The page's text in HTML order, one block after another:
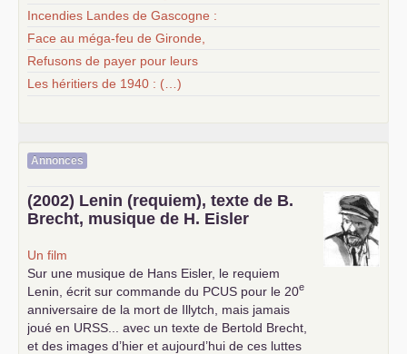
Incendies Landes de Gascogne :
Face au méga-feu de Gironde,
Refusons de payer pour leurs
Les héritiers de 1940 : (…)
Annonces
(2002) Lenin (requiem), texte de B.
Brecht, musique de H. Eisler
Un film
Sur une musique de Hans Eisler, le requiem
Lenin, écrit sur commande du PCUS pour le 20e
anniversaire de la mort de Illytch, mais jamais
joué en URSS ... avec un texte de Bertold Brecht,
et des images d’hier et aujourd’hui de ces luttes